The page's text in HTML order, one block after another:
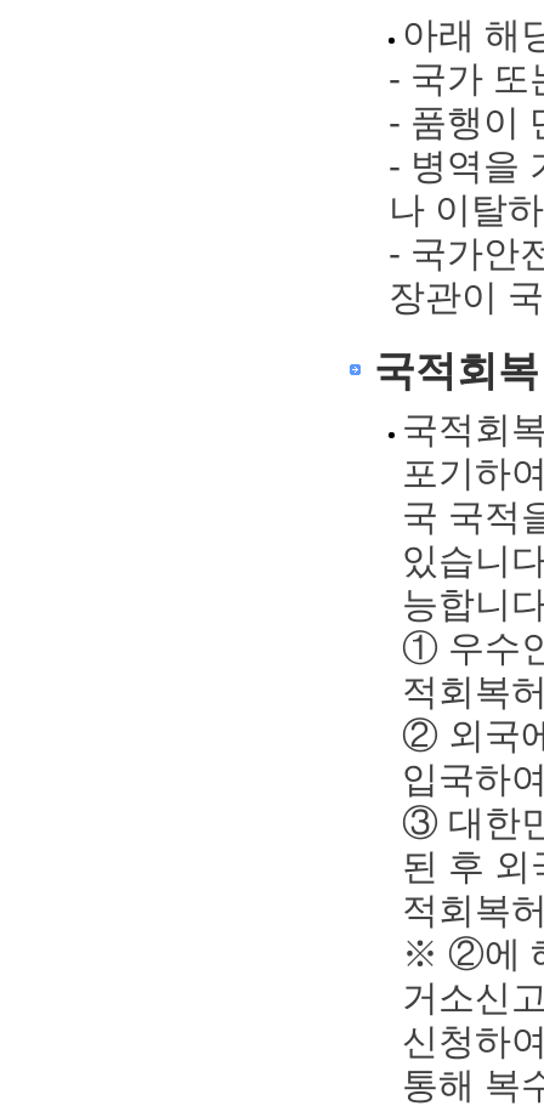
아래 해
- 국가 또
- 품행이
- 병역을
나 이탈
- 국가안
장관이
국적회
국적회
포기하
국 국적
있습니
능합니
① 우수
적회복
② 외국
입국하
③ 대한
된 후 외
적회복
※ ②에
거소신
신청하
통해 복